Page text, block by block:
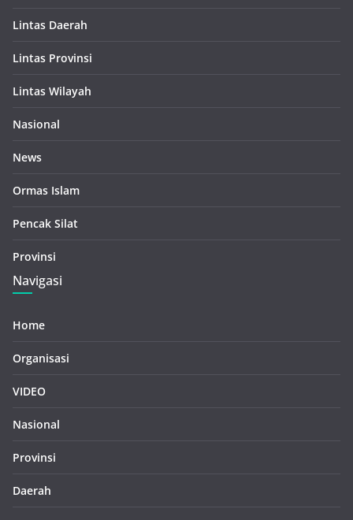
Lintas Daerah
Lintas Provinsi
Lintas Wilayah
Nasional
News
Ormas Islam
Pencak Silat
Provinsi
Navigasi
Home
Organisasi
VIDEO
Nasional
Provinsi
Daerah